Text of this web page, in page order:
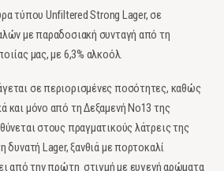
τύπου Unfiltered Strong Lager, σε
με παραδοσιακή συνταγή από τη
μας, με 6,3% αλκοόλ.
σε περιορισμένες ποσότητες, καθώς
και μόνο από τη Δεξαμενή Νο13 της
στους πραγματικούς λάτρεις της
δυνατή Lager, ξανθιά με πορτοκαλί
από την πρώτη στιγμή με ευγενή αρώματα